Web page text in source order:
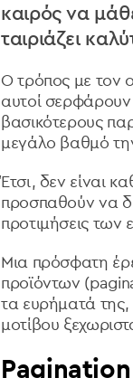
καιρός να
ταιριάζει
Ο τρόπος με τον
αυτοί
βασικότερους
μεγάλο βαθμό
Έτσι, δεν είναι
προσπαθούν να
προτιμήσεις των
Μια πρόσφατη
προϊόντων
τα ευρήματά της,
μοτίβου